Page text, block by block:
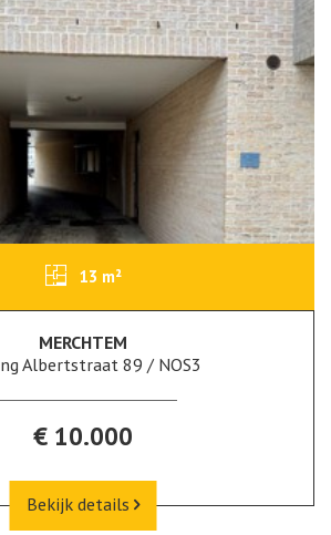
13 m²
MERCHTEM
Albertstraat 89 / NOS3
€ 10.000
Bekijk details